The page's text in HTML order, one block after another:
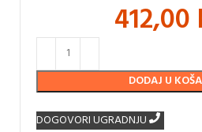
412,00
DODAJ U
DOGOVORI UGRADNJU